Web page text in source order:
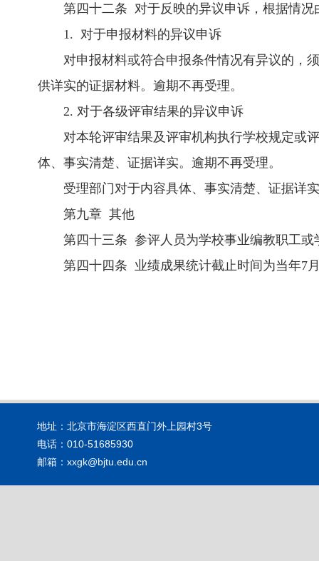
第四十二条 对于反映的异议申诉，根据情
1. 对于申报材料的异议申诉
对申报材料或符合申报条件情况有异议的，
供详实的证据材料。逾期不再受理。
2. 对于各级评审结果的异议申诉
对本轮评审结果及评审机构执行学校规定或
体、事实清楚、证据详实。逾期不再受理。
受理部门对于内容具体、事实清楚、证据详
第九章 其他
第四十三条 参评人员为学校事业编教职工
第四十四条 业绩成果统计截止时间为当年7
地址：北京市海淀区西直门外上园村3号
电话：010-51685930
邮箱：xxgk@bjtu.edu.cn